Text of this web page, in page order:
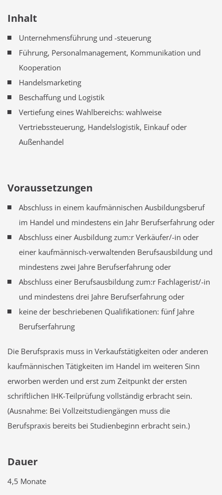
Inhalt
Unternehmensführung und -steuerung
Führung, Personalmanagement, Kommunikation und
Kooperation
Handelsmarketing
Beschaffung und Logistik
Vertiefung eines Wahlbereichs: wahlweise
Vertriebssteuerung, Handelslogistik, Einkauf oder
Außenhandel
Voraussetzungen
Abschluss in einem kaufmännischen Ausbildungsberuf
im Handel und mindestens ein Jahr Berufserfahrung oder
Abschluss einer Ausbildung zum:r Verkäufer/-in oder
einer kaufmännisch-verwaltenden Berufsausbildung und
mindestens zwei Jahre Berufserfahrung oder
Abschluss einer Berufsausbildung zum:r Fachlagerist/-in
und mindestens drei Jahre Berufserfahrung oder
keine der beschriebenen Qualifikationen: fünf Jahre
Berufserfahrung
Die Berufspraxis muss in Verkaufstätigkeiten oder anderen
kaufmännischen Tätigkeiten im Handel im weiteren Sinn
erworben werden und erst zum Zeitpunkt der ersten
schriftlichen IHK-Teilprüfung vollständig erbracht sein.
(Ausnahme: Bei Vollzeitstudiengängen muss die
Berufspraxis bereits bei Studienbeginn erbracht sein.)
Dauer
4,5 Monate